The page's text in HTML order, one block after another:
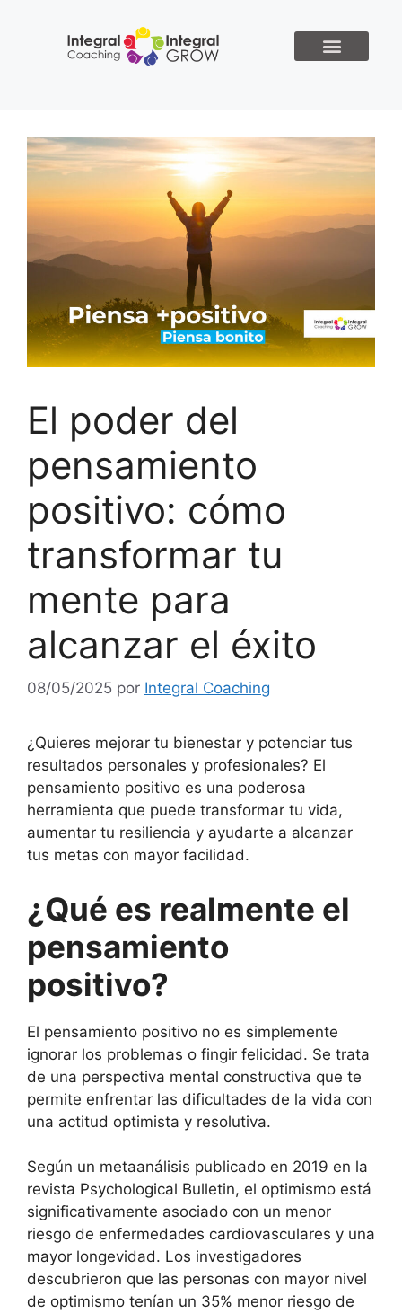
El poder del
pensamiento
positivo: cómo
transformar tu
mente para
alcanzar el éxito
08/05/2025 por Integral Coaching
¿Quieres mejorar tu bienestar y potenciar tus
resultados personales y profesionales? El
pensamiento positivo es una poderosa
herramienta que puede transformar tu vida,
aumentar tu resiliencia y ayudarte a alcanzar
tus metas con mayor facilidad.
¿Qué es realmente el
pensamiento
positivo?
El pensamiento positivo no es simplemente
ignorar los problemas o fingir felicidad. Se trata
de una perspectiva mental constructiva que te
permite enfrentar las dificultades de la vida con
una actitud optimista y resolutiva.
Según un metaanálisis publicado en 2019 en la
revista Psychological Bulletin, el optimismo está
significativamente asociado con un menor
riesgo de enfermedades cardiovasculares y una
mayor longevidad. Los investigadores
descubrieron que las personas con mayor nivel
de optimismo tenían un 35% menor riesgo de